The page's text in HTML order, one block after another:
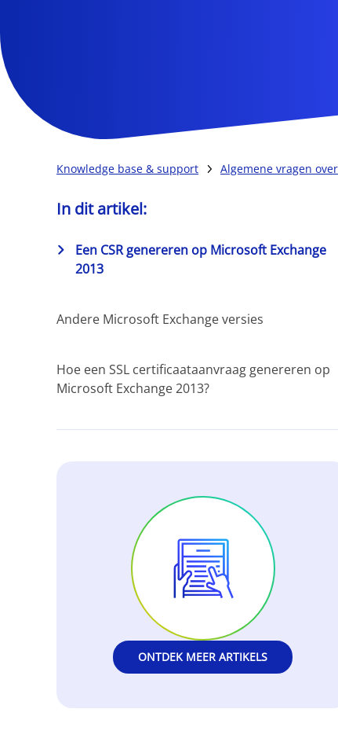
Knowledge base & support Algemene vragen
In dit artikel:
Een CSR genereren op Microsoft Exchange
2013
Andere Microsoft Exchange versies
Hoe een SSL certificaataanvraag genereren op
Microsoft Exchange 2013?
ONTDEK MEER ARTIKELS